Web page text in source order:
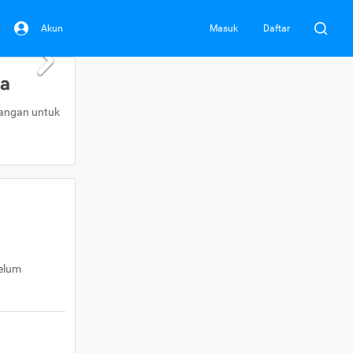
Akun Masuk Daftar
untuk